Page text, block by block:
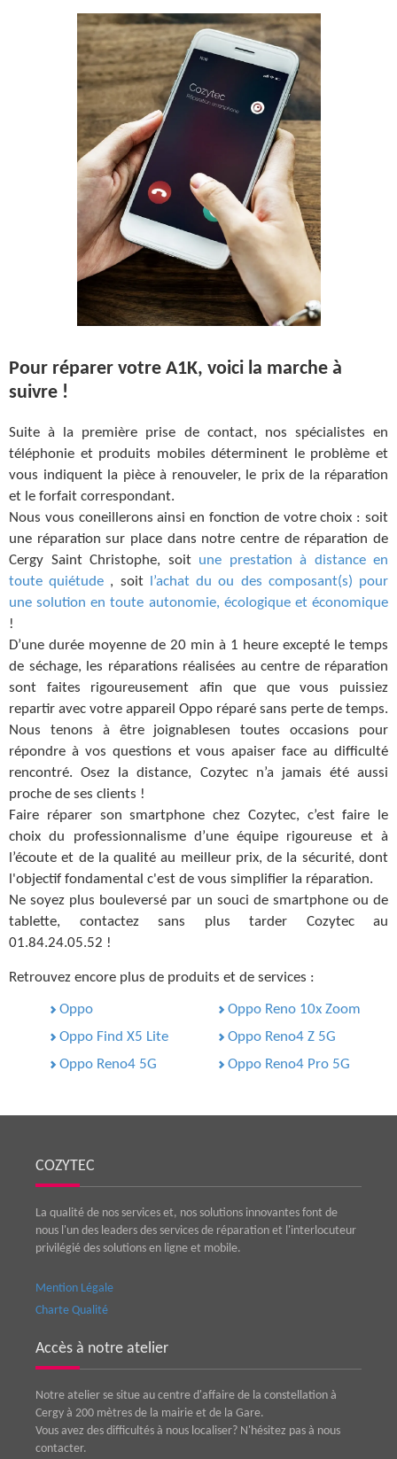
Pour réparer votre A1K, voici la marche à
suivre !
Suite à la première prise de contact, nos spécialistes en
téléphonie et produits mobiles déterminent le problème et
vous indiquent la pièce à renouveler, le prix de la réparation
et le forfait correspondant.
Nous vous coneillerons ainsi en fonction de votre choix : soit
une réparation sur place dans notre centre de réparation de
Cergy Saint Christophe, soit une prestation à distance en
toute quiétude , soit
l’achat du ou des composant(s) pour
une solution en toute autonomie, écologique et économique
!
D’une durée moyenne de 20 min à 1 heure excepté le temps
de séchage, les réparations réalisées au centre de réparation
sont faites rigoureusement afin que que vous puissiez
repartir avec votre appareil Oppo réparé sans perte de temps.
Nous tenons à être joignablesen toutes occasions pour
répondre à vos questions et vous apaiser face au difficulté
rencontré. Osez la distance, Cozytec n’a jamais été aussi
proche de ses clients !
Faire réparer son smartphone chez Cozytec, c’est faire le
choix du professionnalisme d’une équipe rigoureuse et à
l’écoute et de la qualité au meilleur prix, de la sécurité, dont
l'objectif fondamental c'est de vous simplifier la réparation.
Ne soyez plus bouleversé par un souci de smartphone ou de
tablette, contactez sans plus tarder Cozytec au
01.84.24.05.52 !
Retrouvez encore plus de produits et de services :
Oppo
Oppo Reno 10x Zoom
Oppo Find X5 Lite
Oppo Reno4 Z 5G
Oppo Reno4 5G
Oppo Reno4 Pro 5G
COZYTEC
La qualité de nos services et, nos solutions innovantes font de
nous l'un des leaders des services de réparation et l'interlocuteur
privilégié des solutions en ligne et mobile.
Mention Légale
Charte Qualité
Accès à notre atelier
Notre atelier se situe au centre d'affaire de la constellation à
Cergy à 200 mètres de la mairie et de la Gare.
Vous avez des difficultés à nous localiser? N'hésitez pas à nous
contacter.